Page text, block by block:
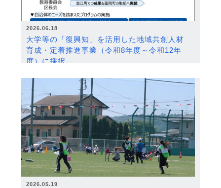
2026.06.18
大学等の「復興知」を活用した地域共創人材
育成・定着推進事業（令和8年度～令和12年
度）に採択
2026.05.19